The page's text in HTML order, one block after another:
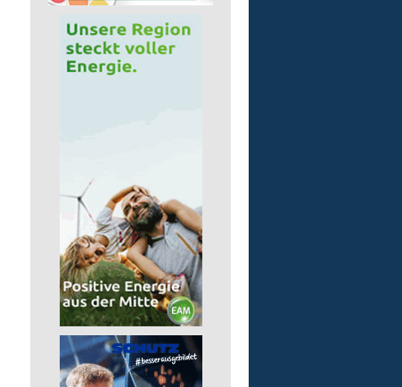
Pädagogische
für die Wohnstätte
Lebenshilfe im Landkreis
GmbH
57632 Flammersfeld